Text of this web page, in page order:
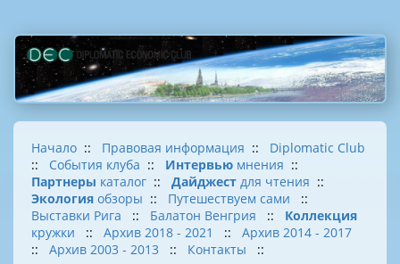
Начало :: Правовая информация :: Diplomatic Club
:: События клуба :: Интервью мнения ::
Партнеры каталог :: Дайджест для чтения ::
Экология обзоры :: Путешествуем сами
::
Выставки Рига
:: Балатон Венгрия :: Коллекция
кружки
:: Архив 2018 - 2021 :: Архив 2014 - 2017
:: Архив 2003 - 2013 :: Контакты ::